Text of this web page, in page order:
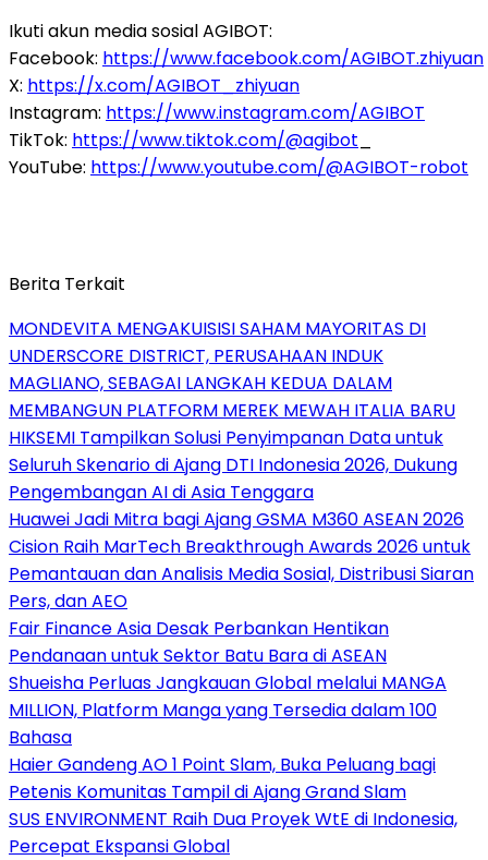
Ikuti akun media sosial AGIBOT:
Facebook: https://www.facebook.com/AGIBOT.zhiyuan
X: https://x.com/AGIBOT_zhiyuan
Instagram: https://www.instagram.com/AGIBOT
TikTok: https://www.tiktok.com/@agibot
YouTube: https://www.youtube.com/@AGIBOT-robot
Berita Terkait
MONDEVITA MENGAKUISISI SAHAM MAYORITAS DI
UNDERSCORE DISTRICT, PERUSAHAAN INDUK
MAGLIANO, SEBAGAI LANGKAH KEDUA DALAM
MEMBANGUN PLATFORM MEREK MEWAH ITALIA BARU
HIKSEMI Tampilkan Solusi Penyimpanan Data untuk
Seluruh Skenario di Ajang DTI Indonesia 2026, Dukung
Pengembangan AI di Asia Tenggara
Huawei Jadi Mitra bagi Ajang GSMA M360 ASEAN 2026
Cision Raih MarTech Breakthrough Awards 2026 untuk
Pemantauan dan Analisis Media Sosial, Distribusi Siaran
Pers, dan AEO
Fair Finance Asia Desak Perbankan Hentikan
Pendanaan untuk Sektor Batu Bara di ASEAN
Shueisha Perluas Jangkauan Global melalui MANGA
MILLION, Platform Manga yang Tersedia dalam 100
Bahasa
Haier Gandeng AO 1 Point Slam, Buka Peluang bagi
Petenis Komunitas Tampil di Ajang Grand Slam
SUS ENVIRONMENT Raih Dua Proyek WtE di Indonesia,
Percepat Ekspansi Global